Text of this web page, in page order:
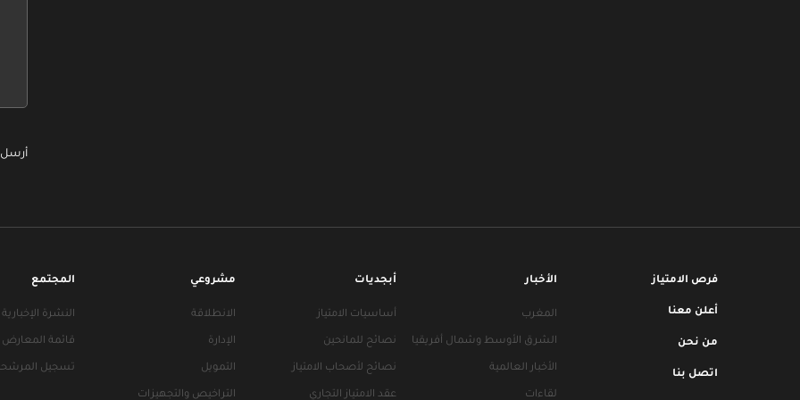
فرص الامتياز
أعلن معنا
من نحن
اتصل بنا
الأخبار
المغرب
الشرق الأوسط وشمال أفريقيا
الأخبار العالمية
لقاءات
أبجديات
أساسيات الامتياز
نصائح للمانحين
نصائح لأصحاب الامتياز
عقد الامتياز التجاري
مشروعي
الانطلاقة
الإدارة
التمويل
التراخيص والتجهيزات
المجتمع
النشرة الإخبارية
قائمة المعارض
تسجيل